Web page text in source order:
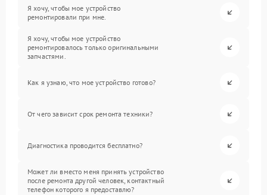
Я хочу, чтобы мое устройство
ремонтировали при мне.
Я хочу, чтобы мое устройство
ремонтировалось только оригинальными
запчастями.
Как я узнаю, что мое устройство готово?
От чего зависит срок ремонта техники?
Диагностика проводится бесплатно?
Может ли вместо меня принять устройство
после ремонта другой человек, контактный
телефон которого я предоставлю?